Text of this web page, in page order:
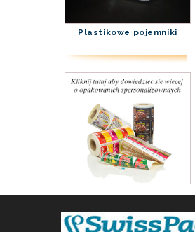
Plastikowe pojemniki